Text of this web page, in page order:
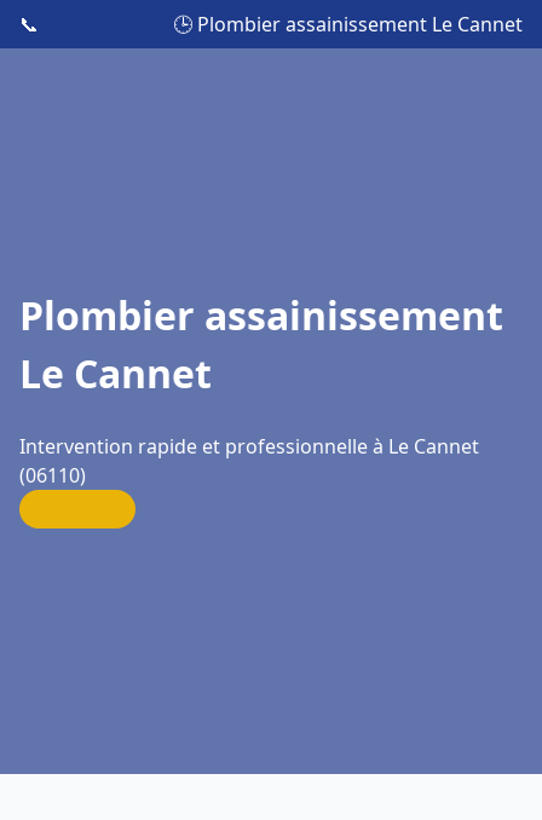
📞 🕒 Plombier assainissement Le Cannet
Plombier assainissement
Le Cannet
Intervention rapide et professionnelle à Le Cannet
(06110)